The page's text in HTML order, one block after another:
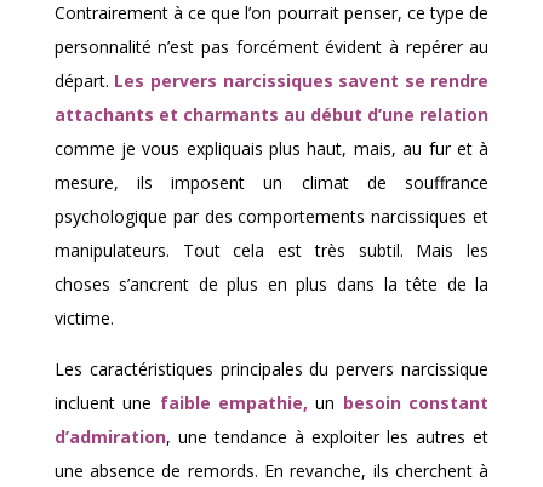
Contrairement à ce que l’on pourrait penser, ce type de
personnalité n’est pas forcément évident à repérer au
départ. Les pervers narcissiques savent se rendre
attachants et charmants au début d’une relation
comme je vous expliquais plus haut, mais, au fur et à
mesure, ils imposent un climat de souffrance
psychologique par des comportements narcissiques et
manipulateurs. Tout cela est très subtil. Mais les
choses s’ancrent de plus en plus dans la tête de la
victime.
Les caractéristiques principales du pervers narcissique
incluent une faible empathie, un besoin constant
d’admiration, une tendance à exploiter les autres et
une absence de remords. En revanche, ils cherchent à